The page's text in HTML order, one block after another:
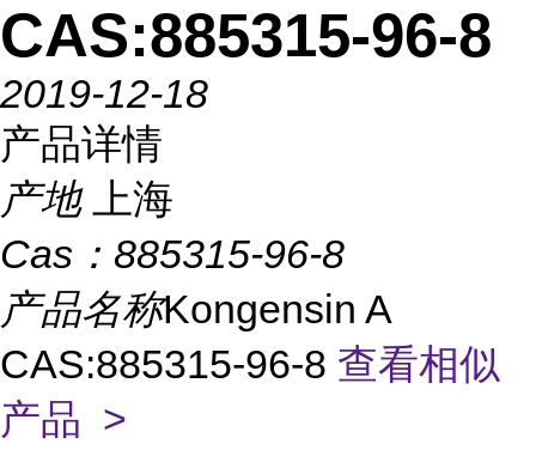
CAS:885315-96-8
2019-12-18
产品详情
产地
上海
Cas： 885315-96-8
产品名称Kongensin A
CAS:885315-96-8 查看相似
产品 >